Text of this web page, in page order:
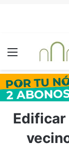
Menú